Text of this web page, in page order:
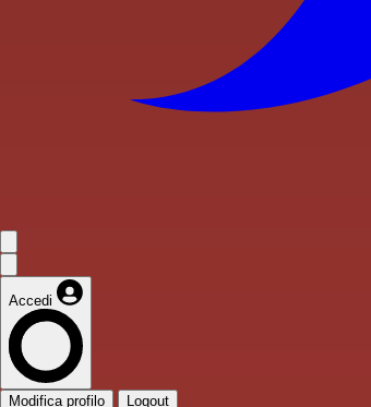
Accedi
Modifica profilo Logout